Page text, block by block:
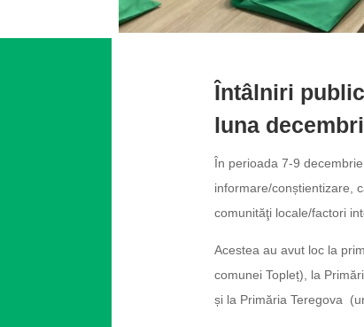
Întâlniri
luna
În perioada 7-9
informare/conștientizare,
comunităţi locale/factori
Acestea au avut loc la
comunei Topleț), la
și la Primăria Teregova